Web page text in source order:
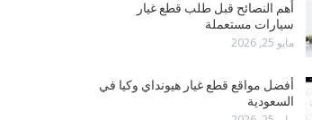
أهم النصائح قبل طلب قطع غيار
سيارات مستعملة
مايو 25, 2026
أفضل مواقع قطع غيار هيونداي وكيا في
السعودية